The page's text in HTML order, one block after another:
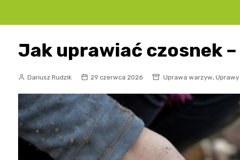
Jak uprawiać czosnek
Dariusz Rudzik 29 czerwca 2026 Uprawa warzyw, Uprawy